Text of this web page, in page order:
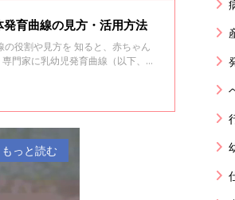
育曲線の見方・活用方法
役割や見方を 知ると、赤ちゃん
門家に乳幼児発育曲線（以下、曲
もっと読む